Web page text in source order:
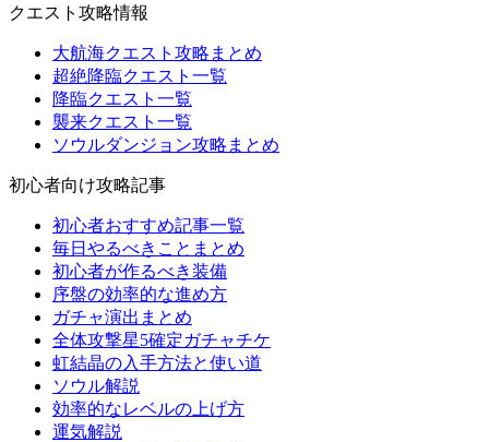
クエスト攻略情報
大航海クエスト攻略まとめ
超絶降臨クエスト一覧
降臨クエスト一覧
襲来クエスト一覧
ソウルダンジョン攻略まとめ
初心者向け攻略記事
初心者おすすめ記事一覧
毎日やるべきことまとめ
初心者が作るべき装備
序盤の効率的な進め方
ガチャ演出まとめ
全体攻撃星5確定ガチャチケ
虹結晶の入手方法と使い道
ソウル解説
効率的なレベルの上げ方
運気解説